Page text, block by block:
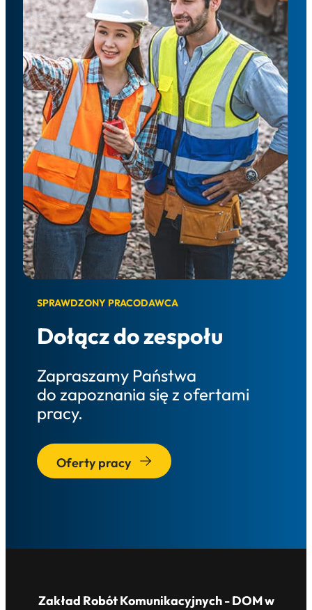
SPRAWDZONY PRACODAWCA
Dołącz do zespołu
Zapraszamy Państwa
do zapoznania się z ofertami
pracy.
Oferty pracy
Zakład Robót Komunikacyjnych - DOM w